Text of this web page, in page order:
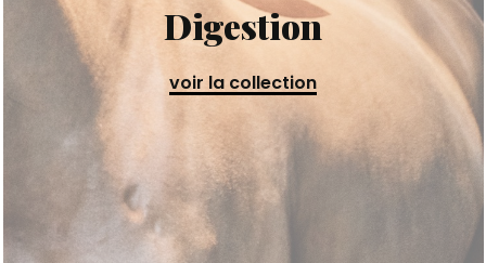
Digestion
voir la collection